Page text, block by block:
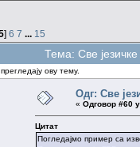
] 6 7 ... 15
Тема: Све
ову тему.
Одг: Све
« Одговор #60
Цитат
Погледајмо пример са